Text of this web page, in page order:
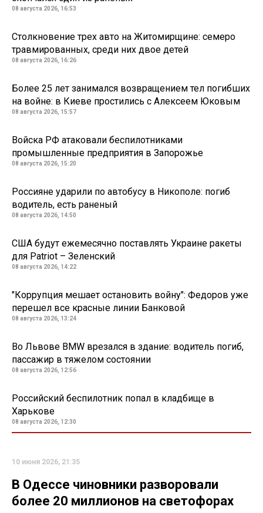
08 августа 2026, 16:53
Столкновение трех авто на Житомирщине: семеро
травмированных, среди них двое детей
08 августа 2026, 16:26
Более 25 лет занимался возвращением тел погибших
на войне: в Киеве простились с Алексеем Юковым
08 августа 2026, 15:57
Войска РФ атаковали беспилотниками
промышленные предприятия в Запорожье
08 августа 2026, 15:20
Россияне ударили по автобусу в Никополе: погиб
водитель, есть раненый
08 августа 2026, 14:50
США будут ежемесячно поставлять Украине ракеты
для Patriot – Зеленский
08 августа 2026, 14:22
"Коррупция мешает остановить войну": Федоров уже
перешел все красные линии Банковой
08 августа 2026, 13:24
Во Львове BMW врезался в здание: водитель погиб,
пассажир в тяжелом состоянии
08 августа 2026, 12:56
Российский беспилотник попал в кладбище в
Харькове
08 августа 2026, 12:30
10 июня 2026, 21:35
В Одессе чиновники разворовали
более 20 миллионов на светофорах